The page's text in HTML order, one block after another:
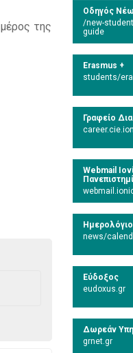
της
Οδηγός
/new-
guide
Erasmus +
students/
Γραφείο
Webmail
news/
Εύδοξος
eudoxus.gr
Δωρεάν
grnet.gr